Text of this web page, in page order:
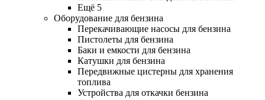
Ещё 5
Оборудование для бензина
Перекачивающие насосы для бензина
Пистолеты для бензина
Баки и емкости для бензина
Катушки для бензина
Передвижные цистерны для хранения
топлива
Устройства для откачки бензина